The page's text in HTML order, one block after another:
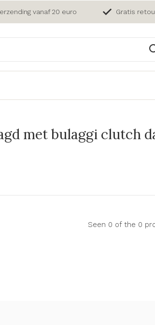
vanaf 20 euro Gratis
met bulaggi clutch
Seen 0 of the 0